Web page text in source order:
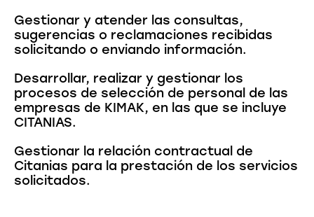
Gestionar y atender las consultas,
sugerencias o reclamaciones recibidas
solicitando o enviando información.
Desarrollar, realizar y gestionar los
procesos de selección de personal de las
empresas de KIMAK, en las que se incluye
CITANIAS.
Gestionar la relación contractual de
Citanias para la prestación de los servicios
solicitados.